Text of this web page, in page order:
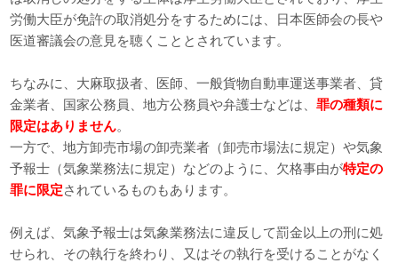
労働大臣が免許の取消処分をするためには、日本医師会の長や
医道審議会の意見を聴くこととされています。
ちなみに、大麻取扱者、医師、一般貨物自動車運送事業者、貸
金業者、国家公務員、地方公務員や弁護士などは、罪の種類に
限定はありません。
一方で、地方卸売市場の卸売業者（卸売市場法に規定）や気象
予報士（気象業務法に規定）などのように、欠格事由が特定の
罪に限定されているものもあります。
例えば、気象予報士は気象業務法に違反して罰金以上の刑に処
せられ、その執行を終わり、又はその執行を受けることがなく